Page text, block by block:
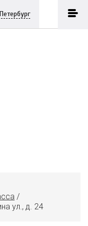
/
ул., д. 24